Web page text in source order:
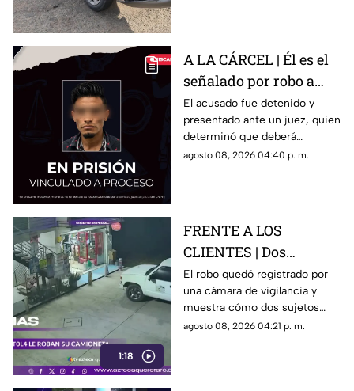
A LA CÁRCEL | Él es el
señalado por robo a
una casa en Santa Rosa
Jáuregui
El acusado fue detenido y
presentado ante un juez, quien
determinó que deberá
permanecer en prisión
agosto 08, 2026 04:40 p. m.
1:18
FRENTE A LOS
CLIENTES | Dos
hombres enc4ñonan a
conductor y se llevan
su camioneta
El robo quedó registrado por
una cámara de vigilancia y
muestra cómo dos sujetos
obligaron a un conductor y a
agosto 08, 2026 04:21 p. m.